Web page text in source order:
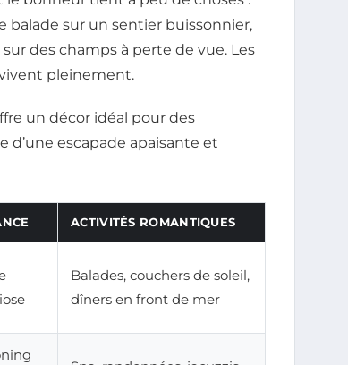
balade sur un sentier buissonnier,
des champs à perte de vue. Les
pleinement.
un décor idéal pour des
d’une escapade apaisante et
ACTIVITÉS ROMANTIQUES
Balades, couchers de soleil,
dîners en front de mer